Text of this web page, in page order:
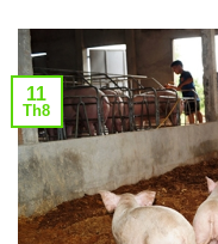
11
Th8